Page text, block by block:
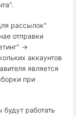
рассылок"
отправки
→
аккаунтов
является
при
работать